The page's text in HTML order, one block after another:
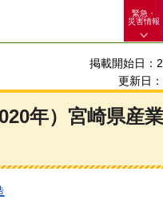
緊急・
災害情報
掲載開始日：
更新日
年）宮崎県産